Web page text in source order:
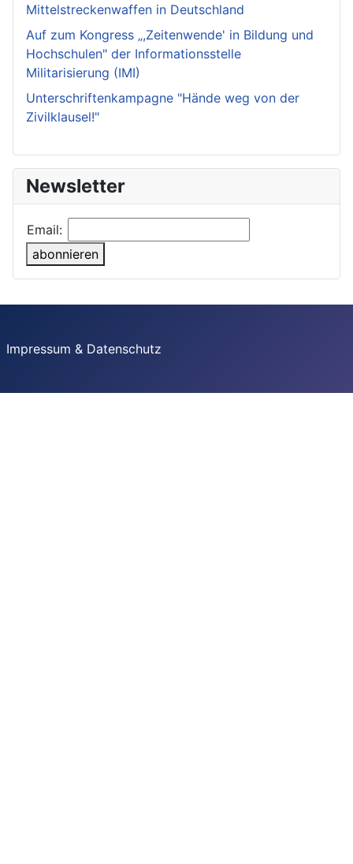
Mittelstreckenwaffen in Deutschland
Auf zum Kongress „,Zeitenwende' in Bildung und
Hochschulen" der Informationsstelle
Militarisierung (IMI)
Unterschriftenkampagne "Hände weg von der
Zivilklausel!"
Newsletter
Email:
abonnieren
Impressum & Datenschutz